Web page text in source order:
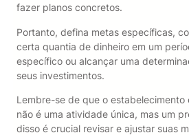
fazer planos concretos.
Portanto, defina metas específicas,
certa quantia de dinheiro em um
específico ou alcançar uma
seus investimentos.
Lembre-se de que o estabelecimento
não é uma atividade única, mas um
disso é crucial revisar e ajustar suas